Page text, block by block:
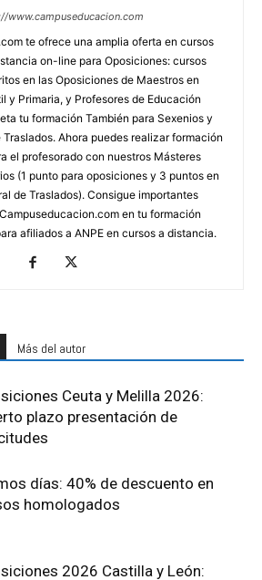
www.campuseducacion.com
te ofrece una amplia oferta en cursos
on-line para Oposiciones: cursos
en las Oposiciones de Maestros en
y Primaria, y Profesores de Educación
tu formación También para Sexenios y
Ahora puedes realizar formación
el profesorado con nuestros Másteres
(1 punto para oposiciones y 3 puntos en
de Traslados). Consigue importantes
en tu formación
afiliados a ANPE en cursos a distancia.
Más del autor
Ceuta y Melilla 2026:
plazo presentación de
días: 40% de descuento en
homologados
2026 Castilla y León: